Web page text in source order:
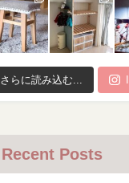
さらに読み込む...
Recent Posts